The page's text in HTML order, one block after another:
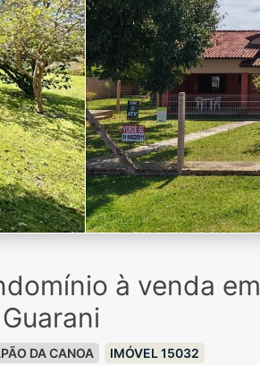
à venda em
DA CANOA IMÓVEL 15032